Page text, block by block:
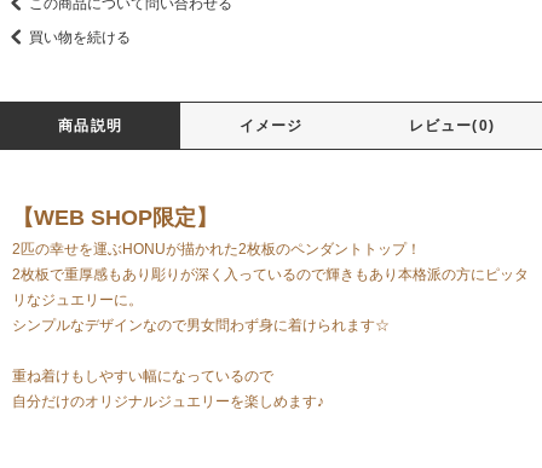
この商品について問い合わせる
買い物を続ける
商品説明 イメージ レビュー(0)
【WEB SHOP限定】
2匹の幸せを運ぶHONUが描かれた2枚板のペンダントトップ！
2枚板で重厚感もあり彫りが深く入っているので輝きもあり本格派の方にピッタ
リなジュエリーに。
シンプルなデザインなので男女問わず身に着けられます☆
重ね着けもしやすい幅になっているので
自分だけのオリジナルジュエリーを楽しめます♪